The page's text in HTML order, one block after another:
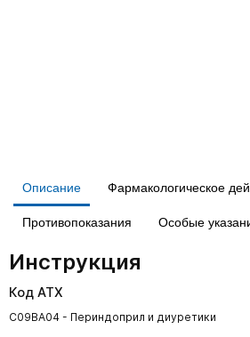
Описание Фармакологическое
Противопоказания Особые
Инструкция
Код АТХ
C09BA04 - Периндоприл и диуретики